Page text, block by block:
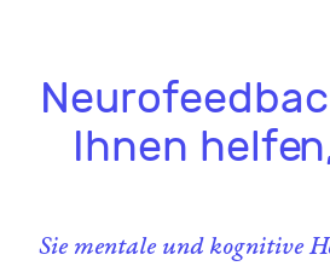
Ihnen
Sie mentale und kognitive